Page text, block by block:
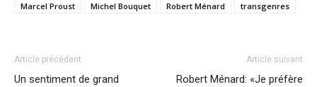
Marcel Proust
Michel Bouquet Robert Ménard transgenres
Article précédent
Un sentiment de grand
Article suivant
Robert Ménard: «Je préfère